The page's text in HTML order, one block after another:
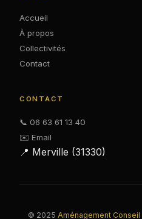
Accueil
À propos
Collectivités
Contact
CONTACT
📞 06 63 61 13 40
✉️ Email
📍 Merville (31330)
© 2025 Aménagement Conseil